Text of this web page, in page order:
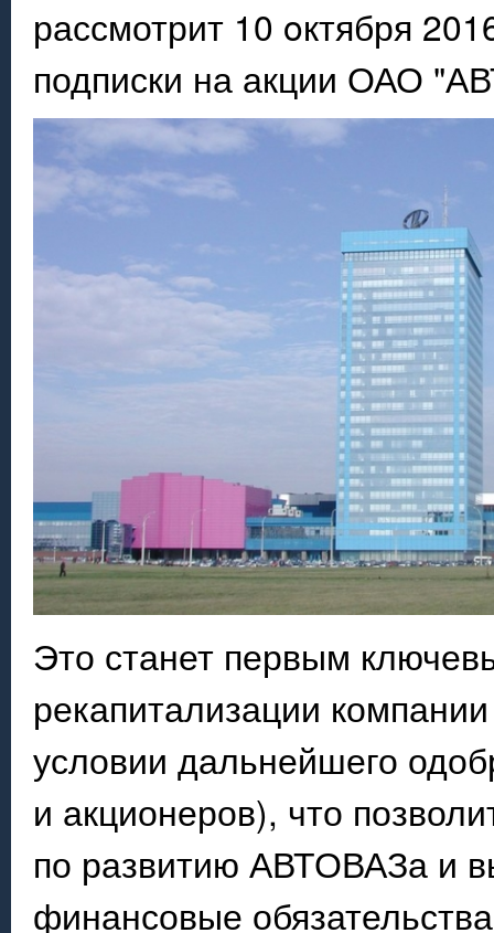
рассмотрит 10 oктября
подписки на акции ОАО
Это станет первым
рекапитализации
условии дальнейшего
и акционеров), что
по развитию АВТОВАЗа и
финансовые